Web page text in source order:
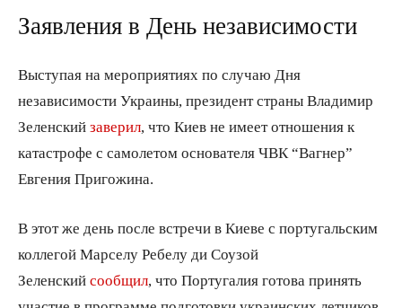
Заявления в День независимости
Выступая на мероприятиях по случаю Дня
независимости Украины, президент страны Владимир
Зеленский заверил , что Киев не имеет отношения к
катастрофе с самолетом основателя ЧВК “Вагнер”
Евгения Пригожина.
В этот же день после встречи в Киеве с португальским
коллегой Марселу Ребелу ди Соузой
Зеленский сообщил , что Португалия готова принять